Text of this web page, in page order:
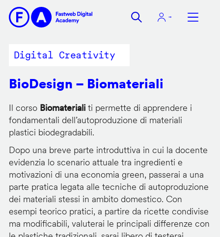
contenuto
Digital Creativity
BioDesign – Biomateriali
Il corso Biomaterialiti permette di apprendere i
fondamentali dell’autoproduzione di materiali
plastici biodegradabili.
Dopo una breve parte introduttiva in cui la docente
evidenzia lo scenario attuale tra ingredienti e
motivazioni di una economia green, passerai a una
parte pratica legata alle tecniche di autoproduzione
dei materiali stessi in ambito domestico. Con
esempi teorico pratici, a partire da ricette condivise
ma modificabili, valuterai le principali differenze con